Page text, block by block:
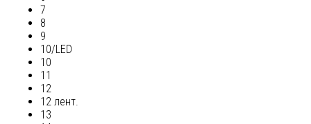
7
8
9
10/LED
10
11
12
12 лент.
13